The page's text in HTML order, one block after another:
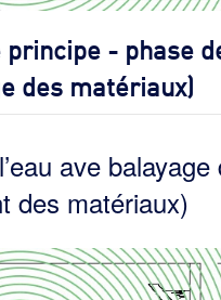
principe - phase
des matériaux)
ave balayage
des matériaux)